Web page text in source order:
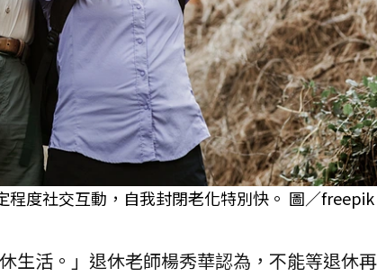
度社交互動，自我封閉老化特別快。 圖／freepik
生活。」退休老師楊秀華認為，不能等退休